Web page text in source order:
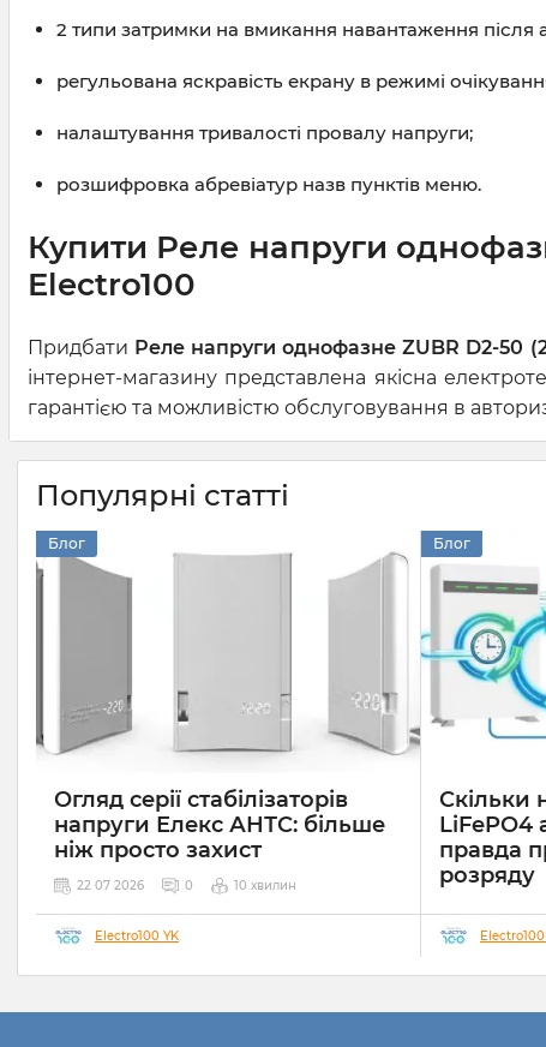
2 типи затримки на вмикання навантаження після
регульована яскравість екрану в режимі
налаштування тривалості провалу напруги;
розшифровка абревіатур назв пунктів меню.
Купити Реле напруги
Electro100
Придбати Реле напруги однофазне ZUBR D2-50
інтернет-магазину представлена якісна
гарантією та можливістю обслуговування в
Популярні статті
Блог
Огляд серії стабілізаторів
напруги Елекс АНТС: більше
ніж просто захист
22 07 2026 0 10 хвилин
Electro100 YK
Блог
Скільки
LiFePO4
правда
розряду
05 02 2026
Electro100